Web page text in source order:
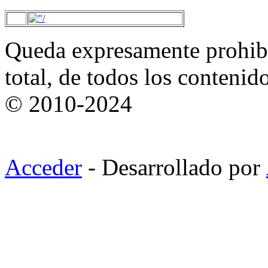
Queda expresamente
total, de todos los
© 2010-2024
Acceder - Desarrollado por